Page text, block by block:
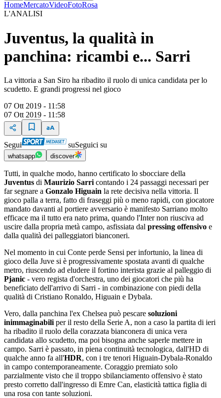
HomeMercatoVideoFotoRosa
L'ANALISI
Juventus, la qualità in
panchina: ricambi e... Sarri
La vittoria a San Siro ha ribadito il ruolo di unica candidata per lo
scudetto. E grandi progressi nel gioco
07 Ott 2019 - 11:58
07 Ott 2019 - 11:58
Segui suSeguici su
whatsapp discover
Tutti, in qualche modo, hanno certificato lo sbocciare della
Juventus di Maurizio Sarri contando i 24 passaggi necessari per
far segnare a Gonzalo Higuain la rete decisiva nella vittoria. Il
gioco palla a terra, fatto di fraseggi più o meno rapidi, con giocatore
mandato davanti al portiere avversario è manifesto Sarriano molto
efficace ma il tutto era nato prima, quando l'Inter non riusciva ad
uscire dalla propria metà campo, asfissiata dal pressing offensivo e
dalla qualità dei palleggiatori bianconeri.
Nel momento in cui Conte perde Sensi per infortunio, la linea di
gioco della Juve si è progressivamente spostata avanti di qualche
metro, riuscendo ad eludere il fortino interista grazie al palleggio di
Pjanic - vero regista d'orchestra, uno dei giocatori che più ha
beneficiato dell'arrivo di Sarri - in combinazione con piedi della
qualità di Cristiano Ronaldo, Higuain e Dybala.
Vero, dalla panchina l'ex Chelsea può pescare soluzioni
inimmaginabili per il resto della Serie A, non a caso la partita di ieri
ha ribadito il ruolo della corazzata bianconera di unica vera
candidata allo scudetto, ma poi bisogna anche saperle mettere in
campo. Sarri è passato, in piena continuità tecnologica, dall'HD di
qualche anno fa all'HDR, con i tre tenori Higuain-Dybala-Ronaldo
in campo contemporaneamente. Coraggio premiato solo
parzialmente visto che il troppo sbilanciamento offensivo è stato
presto corretto dall'ingresso di Emre Can, elasticità tattica figlia di
una rosa con tante soluzioni.